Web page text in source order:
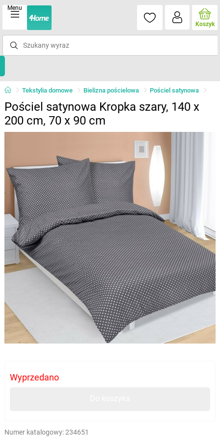
Menu
Koszyk
Tekstylia domowe Bielizna pościelowa Pościel satynowa
Pościel satynowa Kropka szary, 140 x
200 cm, 70 x 90 cm
Wyprzedano
Numer katalogowy:234651